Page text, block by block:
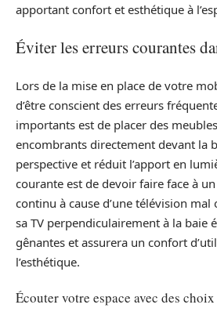
apportant confort et esthétique à
Éviter les erreurs courantes
Lors de la mise en place de votre
d’être conscient des erreurs
importants est de placer des
encombrants directement devant la
perspective et réduit l’apport en
courante est de devoir faire face à
continu à cause d’une télévision
sa TV perpendiculairement à la baie
gênantes et assurera un confort
l’esthétique.
Écouter votre espace avec des choix